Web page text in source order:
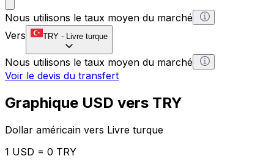
Nous utilisons le taux moyen du marché
Vers
TRY - Livre turque
Nous utilisons le taux moyen du marché
Voir le devis du transfert
Graphique USD vers TRY
Dollar américain vers Livre turque
1 USD = 0 TRY